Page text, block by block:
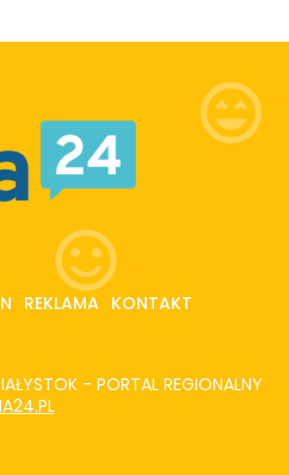
REKLAMA KONTAKT
- PORTAL REGIONALNY